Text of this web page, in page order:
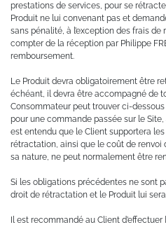
prestations de services, pour se
Produit ne lui convenant pas et
sans pénalité, à l’exception des frais de
compter de la réception par Philippe
remboursement.
Le Produit devra obligatoirement être
échéant, il devra être accompagné de
Consommateur peut trouver ci-
pour une commande passée sur le Site,
est entendu que le Client supportera
rétractation, ainsi que le coût de renvoi
sa nature, ne peut normalement être
Si les obligations précédentes ne sont
droit de rétractation et le Produit lui
Il est recommandé au Client